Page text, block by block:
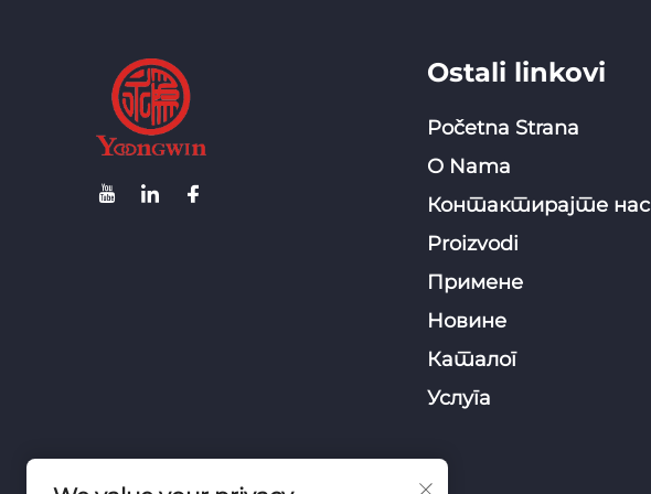
Ostali linkovi
Početna Strana
O Nama
Контактирајте нас
Proizvodi
Примене
Новине
Каталог
Услуга